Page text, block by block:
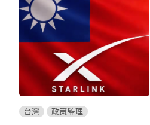
台灣 政策監理